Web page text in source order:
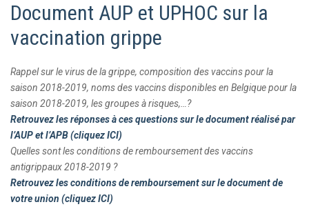
Document AUP et UPHOC sur la
vaccination grippe
Rappel sur le virus de la grippe, composition des vaccins pour la
saison 2018-2019, noms des vaccins disponibles en Belgique pour la
saison 2018-2019, les groupes à risques,…?
Retrouvez les réponses à ces questions sur le document réalisé par
l’AUP et l’APB (cliquez ICI)
Quelles sont les conditions de remboursement des vaccins
antigrippaux 2018-2019 ?
Retrouvez les conditions de remboursement sur le document de
votre union (cliquez ICI)